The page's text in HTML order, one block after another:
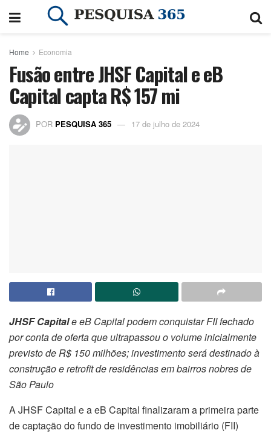
Home Economia
Fusão entre JHSF Capital e eB
Capital capta R$ 157 mi
POR PESQUISA 365 17 de julho de 2024
JHSF Capitale eB Capital podem conquistar FII fechado
por conta de oferta que ultrapassou o volume inicialmente
previsto de R$ 150 milhões; investimento será destinado à
construção e retrofit de residências em bairros nobres de
São Paulo
A JHSF Capital e a eB Capital finalizaram a primeira parte
de captação do fundo de investimento imobiliário (FII)